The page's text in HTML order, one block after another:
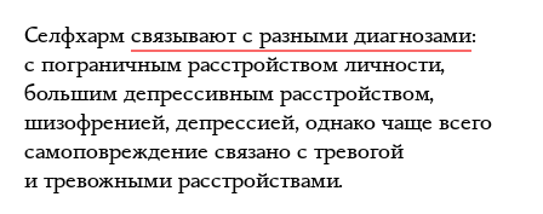
Селфхарм связывают с разными диагнозами:
с пограничным расстройством личности,
большим депрессивным расстройством,
шизофренией, депрессией, однако чаще всего
самоповреждение связано с тревогой
и тревожными расстройствами.